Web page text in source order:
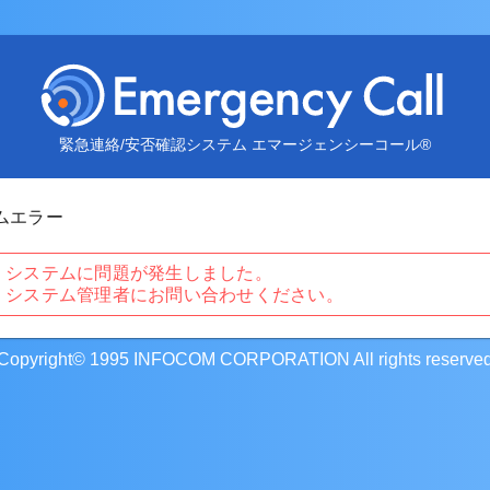
緊急連絡/安否確認システム エマージェンシーコール®
エラー
システムに問題が発生しました。
システム管理者にお問い合わせください。
1995 INFOCOM CORPORATION All rights